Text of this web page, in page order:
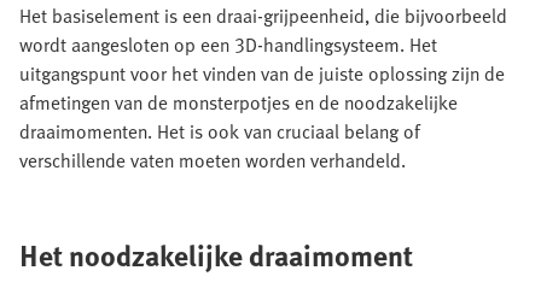
Het basiselement is een draai-grijpeenheid, die bijvoorbeeld
wordt aangesloten op een 3D-handlingsysteem. Het
uitgangspunt voor het vinden van de juiste oplossing zijn de
afmetingen van de monsterpotjes en de noodzakelijke
draaimomenten. Het is ook van cruciaal belang of
verschillende vaten moeten worden verhandeld.
Het noodzakelijke draaimoment